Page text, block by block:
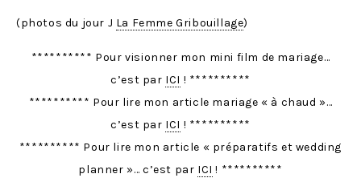
(photos du jour J La Femme Gribouillage)
********** Pour visionner mon mini film de mariage…
c’est par ICI ! **********
********** Pour lire mon article mariage « à chaud »…
c’est par ICI ! **********
********** Pour lire mon article « préparatifs et wedding
planner »… c’est par ICI ! **********